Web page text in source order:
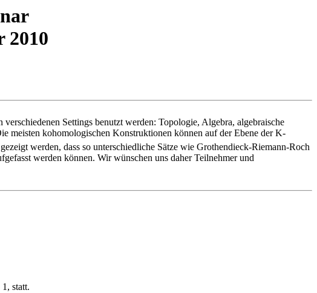
2010
Settings benutzt werden: Topologie, Algebra, algebraische
meisten kohomologischen Konstruktionen können auf der Ebene der K-
werden, dass so unterschiedliche Sätze wie Grothendieck-Riemann-Roch
werden können. Wir wünschen uns daher Teilnehmer und
statt.